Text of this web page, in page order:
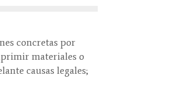
concretas por
materiales o
causas legales;